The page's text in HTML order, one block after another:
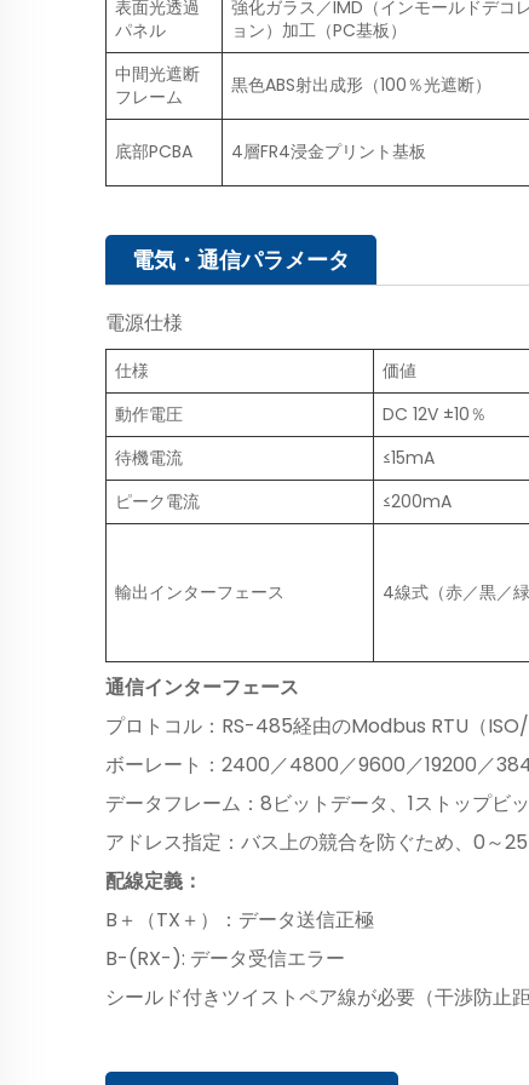
表面光透過
パネル
強化ガラス／IMD（インモールドデコ
ョン）加工（PC基板）
中間光遮断
フレーム
黒色ABS射出成形（100％光遮断）
底部PCBA 4層FR4浸金プリント基板
電気・通信パラメータ
電源仕様
仕様 価値
動作電圧
DC 12V ±10％
待機電流
≤15mA
ピーク電流
≤200mA
輸出インターフェース 4線式（赤／黒／緑
通信インターフェース
プロトコル：RS-485経由のModbus RTU（ISO/
ボーレート：2400／4800／9600／19200／
データフレーム：8ビットデータ、1ストップビ
アドレス指定：バス上の競合を防ぐため、0～
配線定義：
B＋（TX＋）：データ送信正極
B-(RX-): データ受信エラー
シールド付きツイストペア線が必要（干渉防止